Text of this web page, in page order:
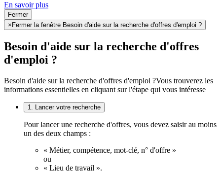
En savoir plus
Fermer
× Fermer la fenêtre Besoin d'aide sur la recherche d'offres d'emploi ?
Besoin d'aide sur la recherche d'offres
d'emploi ?
Besoin d'aide sur la recherche d'offres d'emploi ?Vous trouverez les
informations essentielles en cliquant sur l'étape qui vous intéresse
1. Lancer votre recherche
Pour lancer une recherche d'offres, vous devez saisir au moins
un des deux champs :
« Métier, compétence, mot-clé, n° d'offre »
ou
« Lieu de travail ».